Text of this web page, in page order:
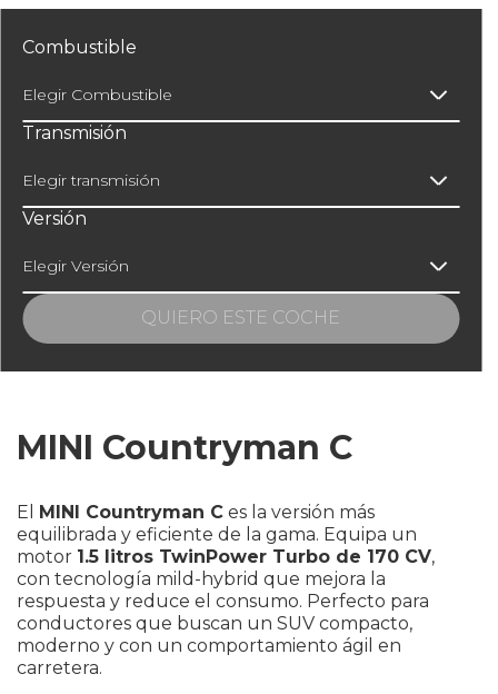
Combustible
Elegir Combustible
Transmisión
Elegir transmisión
Versión
Elegir Versión
QUIERO ESTE COCHE
¡Escríbenos sin compromiso si te interesa
MINI Countryman C
El MINI Countryman C es la versión más
equilibrada y eficiente de la gama. Equipa un
motor 1.5 litros TwinPower Turbo de 170 CV,
con tecnología mild-hybrid que mejora la
respuesta y reduce el consumo. Perfecto para
conductores que buscan un SUV compacto,
moderno y con un comportamiento ágil en
carretera.